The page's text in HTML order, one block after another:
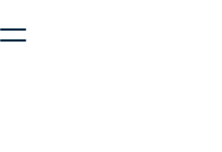
безопасную работу с